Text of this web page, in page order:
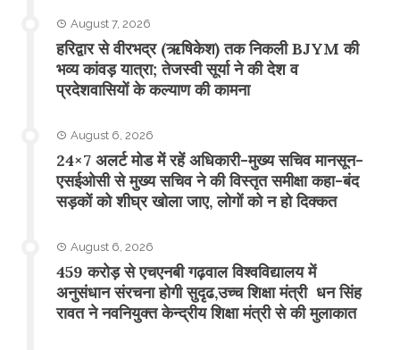
August 7, 2026
​हरिद्वार से वीरभद्र (ऋषिकेश) तक निकली BJYM की
भव्य कांवड़ यात्रा; तेजस्वी सूर्या ने की देश व
प्रदेशवासियों के कल्याण की कामना
August 6, 2026
24×7 अलर्ट मोड में रहें अधिकारी-मुख्य सचिव मानसून-
एसईओसी से मुख्य सचिव ने की विस्तृत समीक्षा कहा-बंद
सड़कों को शीघ्र खोला जाए, लोगों को न हो दिक्कत
August 6, 2026
459 करोड़ से एचएनबी गढ़वाल विश्वविद्यालय में
अनुसंधान संरचना होगी सुदृढ,उच्च शिक्षा मंत्री धन सिंह
रावत ने नवनियुक्त केन्द्रीय शिक्षा मंत्री से की मुलाकात